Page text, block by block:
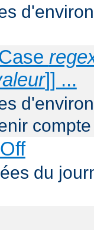
]] ...
du